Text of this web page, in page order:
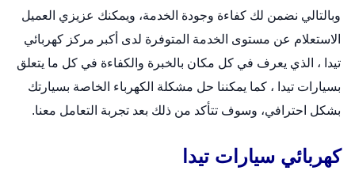
وبالتالي نضمن لك كفاءة وجودة الخدمة، ويمكنك عزيزي العميل
الاستعلام عن مستوى الخدمة المتوفرة لدى أكبر مركز كهربائي
تيدا ، الذي يعرف في كل مكان بالخبرة والكفاءة في كل ما يتعلق
بسيارات تيدا ، كما يمكننا حل مشكلة الكهرباء الخاصة بسيارتك
بشكل احترافي، وسوف تتأكد من ذلك بعد تجربة التعامل معنا.
كهربائي سيارات تيدا